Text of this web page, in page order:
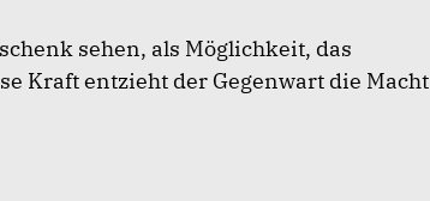
sehen, als Möglichkeit, das
Kraft entzieht der Gegenwart die Macht